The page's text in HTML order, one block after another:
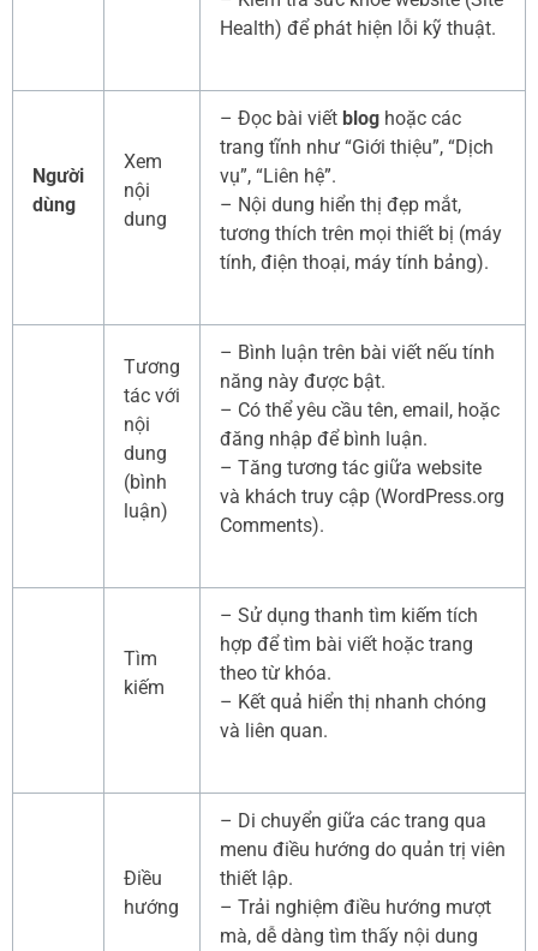
Health) để phát hiện lỗi kỹ thuật.
Người
dùng
Xem
nội
dung
– Đọc bài viết blog hoặc các
trang tĩnh như “Giới thiệu”, “Dịch
vụ”, “Liên hệ”.
– Nội dung hiển thị đẹp mắt,
tương thích trên mọi thiết bị (máy
tính, điện thoại, máy tính bảng).
Tương
tác với
nội
dung
(bình
luận)
– Bình luận trên bài viết nếu tính
năng này được bật.
– Có thể yêu cầu tên, email, hoặc
đăng nhập để bình luận.
– Tăng tương tác giữa website
và khách truy cập (WordPress.org
Comments).
Tìm
kiếm
– Sử dụng thanh tìm kiếm tích
hợp để tìm bài viết hoặc trang
theo từ khóa.
– Kết quả hiển thị nhanh chóng
và liên quan.
Điều
hướng
– Di chuyển giữa các trang qua
menu điều hướng do quản trị viên
thiết lập.
– Trải nghiệm điều hướng mượt
mà, dễ dàng tìm thấy nội dung